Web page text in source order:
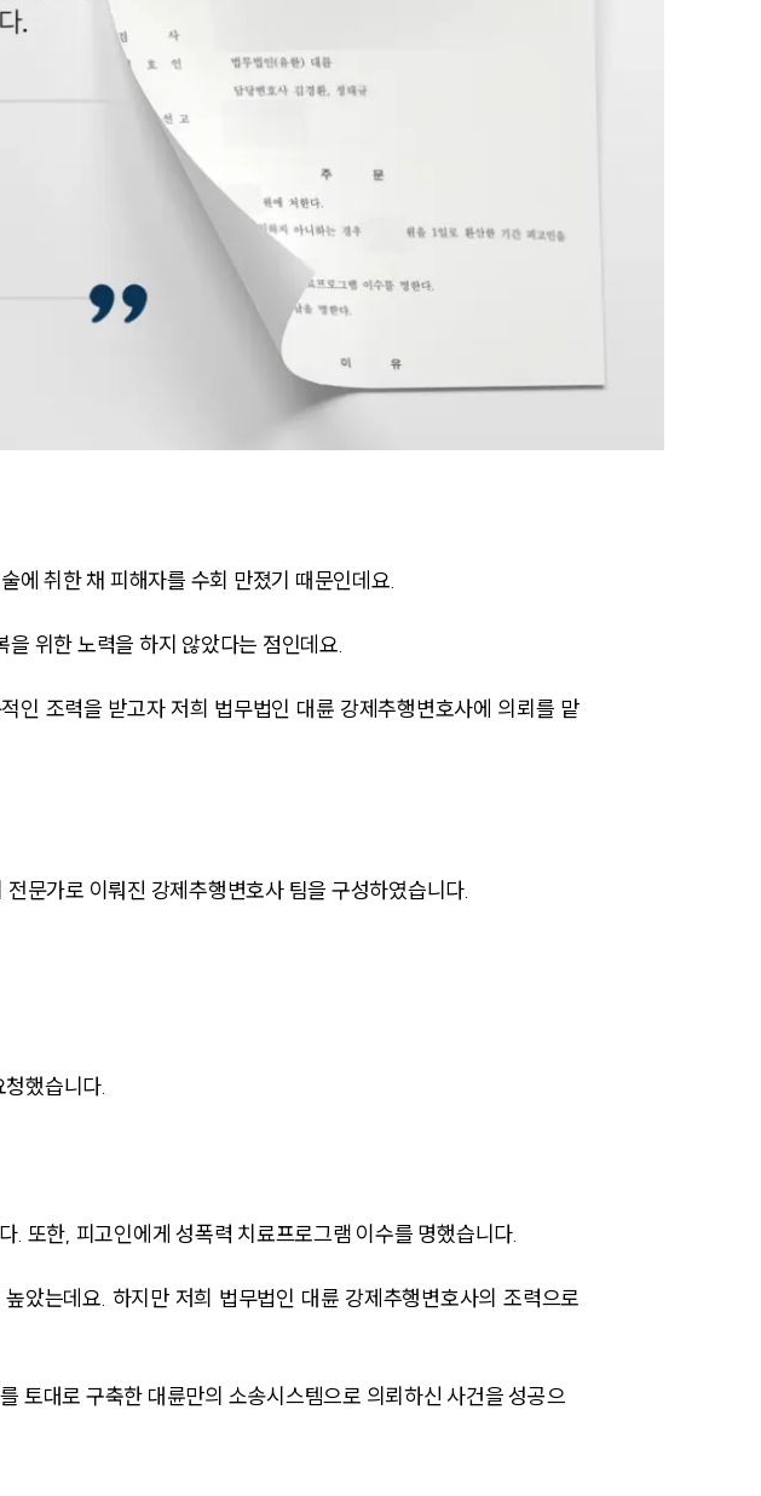
오시는 길
주요 업무사례
사례분석/최신동향
법률지식인
에 취한 채 피해자를 수회 만졌기 때문인데요.
위한 노력을 하지 않았다는 점인데요.
인 조력을 받고자 저희 법무법인 대륜 강제추행변호사에 의뢰를 맡
문가로 이뤄진 강제추행변호사 팀을 구성하였습니다.
했습니다.
. 또한, 피고인에게 성폭력 치료프로그램 이수를 명했습니다.
았는데요. 하지만 저희 법무법인 대륜 강제추행변호사의 조력으로
토대로 구축한 대륜만의 소송시스템으로 의뢰하신 사건을 성공으